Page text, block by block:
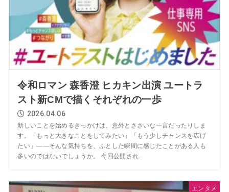
令和ロマン 森香澄 ヒカキン出演 ユートラ
スト新CMで描くそれぞれの一歩
2026.04.06
新しいことを始めるきっかけは、意外とささいな一言だったりしま
す。「もっと大きなことをしてみたい」「もう少しチャンスを広げ
たい」——そんな気持ちを、ふとした瞬間に感じたことがある人も
多いのではないでしょうか。 今回公開され...
エンタメ